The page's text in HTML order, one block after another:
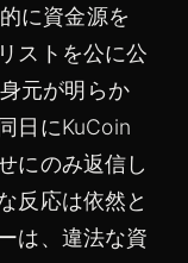
に資金源を
ストを公に公
元が明らか
日にKuCoin
にのみ返信し
反応は依然と
は、違法な資